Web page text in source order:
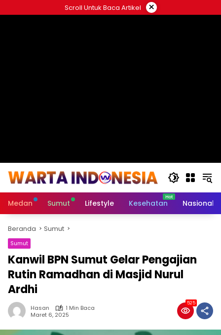
ke
Scroll Untuk Baca Artikel ×
Medan Sumut Lifestyle Kesehatan Nasional
Beranda Sumut
Sumut
Kanwil BPN Sumut Gelar Pengajian
Rutin Ramadhan di Masjid Nurul
Ardhi
Hasan
1 Min Baca
Maret 6, 2025
525